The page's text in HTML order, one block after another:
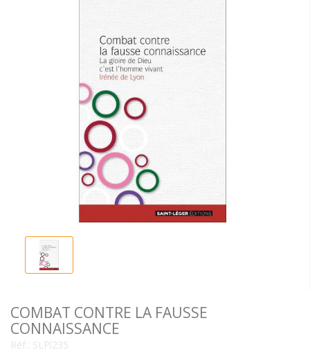
COMBAT CONTRE LA FAUSSE
CONNAISSANCE
Réf.: SLPl235